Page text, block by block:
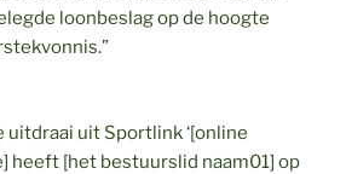
loonbeslag op de hoogte
uitdraai uit Sportlink ‘[online
heeft [het bestuurslid naam01] op